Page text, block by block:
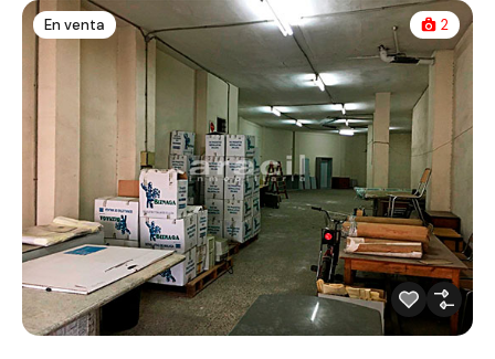
En venta 2